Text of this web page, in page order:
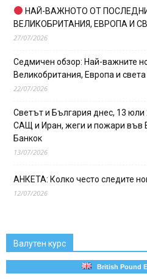
НАЙ-ВАЖНОТО ОТ
ВЕЛИКОБРИТАНИЯ, ЕВРОПА И
27/07/2026
Седмичен обзор: Най-важните
Великобритания, Европа и
22/07/2026
Светът и България днес, 13
САЩ и Иран, жеги и пожари във
Банкок
13/07/2026
АНКЕТА: Колко често следите
12/07/2026
Валутен курс
British Pound